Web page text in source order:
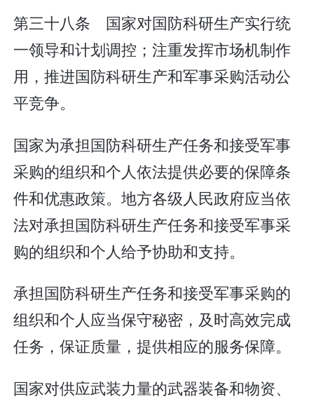
第三十八条 国家对国防科研生产实行统
一领导和计划调控；注重发挥市场机制作
用，推进国防科研生产和军事采购活动公
平竞争。
国家为承担国防科研生产任务和接受军事
采购的组织和个人依法提供必要的保障条
件和优惠政策。地方各级人民政府应当依
法对承担国防科研生产任务和接受军事采
购的组织和个人给予协助和支持。
承担国防科研生产任务和接受军事采购的
组织和个人应当保守秘密，及时高效完成
任务，保证质量，提供相应的服务保障。
国家对供应武装力量的武器装备和物资、